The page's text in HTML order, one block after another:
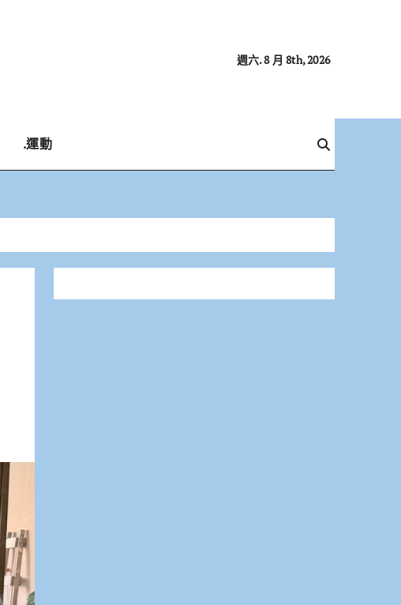
週六. 8 月 8th, 2026
.運動